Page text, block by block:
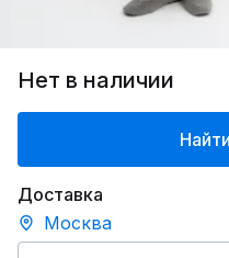
Нет в наличии
Доставка
Москва